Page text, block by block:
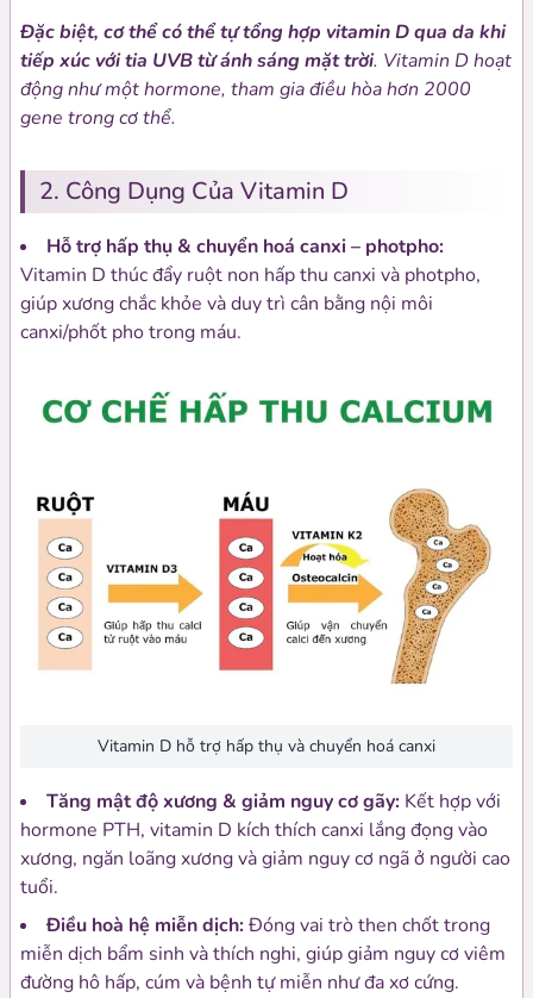
Đặc biệt, cơ thể có thể tự tổng hợp vitamin D qua da khi
tiếp xúc với tia UVB từ ánh sáng mặt trời. Vitamin D hoạt
động như một hormone, tham gia điều hòa hơn 2000
gene trong cơ thể.
2. Công Dụng Của Vitamin D
Hỗ trợ hấp thụ & chuyển hoá canxi – photpho:
Vitamin D thúc đẩy ruột non hấp thu canxi và photpho,
giúp xương chắc khỏe và duy trì cân bằng nội môi
canxi/phốt pho trong máu.
Vitamin D hỗ trợ hấp thụ và chuyển hoá canxi
Tăng mật độ xương & giảm nguy cơ gãy: Kết hợp với
hormone PTH, vitamin D kích thích canxi lắng đọng vào
xương, ngăn loãng xương và giảm nguy cơ ngã ở người cao
tuổi.
Điều hoà hệ miễn dịch:Đóng vai trò then chốt trong
miễn dịch bẩm sinh và thích nghi, giúp giảm nguy cơ viêm
đường hô hấp, cúm và bệnh tự miễn như đa xơ cứng.